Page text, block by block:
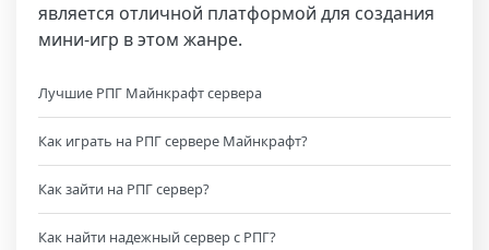
является отличной платформой для создания
мини-игр в этом жанре.
Лучшие РПГ Майнкрафт сервера
Как играть на РПГ сервере Майнкрафт?
Как зайти на РПГ сервер?
Как найти надежный сервер с РПГ?